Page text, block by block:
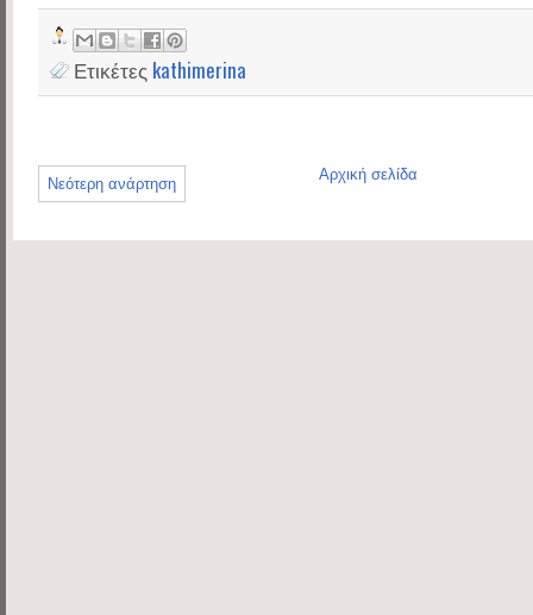
Ετικέτες kathimerina
Νεότερη ανάρτηση
Αρχική σελίδα